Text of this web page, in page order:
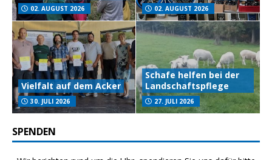
02. AUGUST 2026 02. AUGUST 2026
Vielfalt auf dem Acker
30. JULI 2026
Schafe helfen bei der
Landschaftspflege
27. JULI 2026
SPENDEN